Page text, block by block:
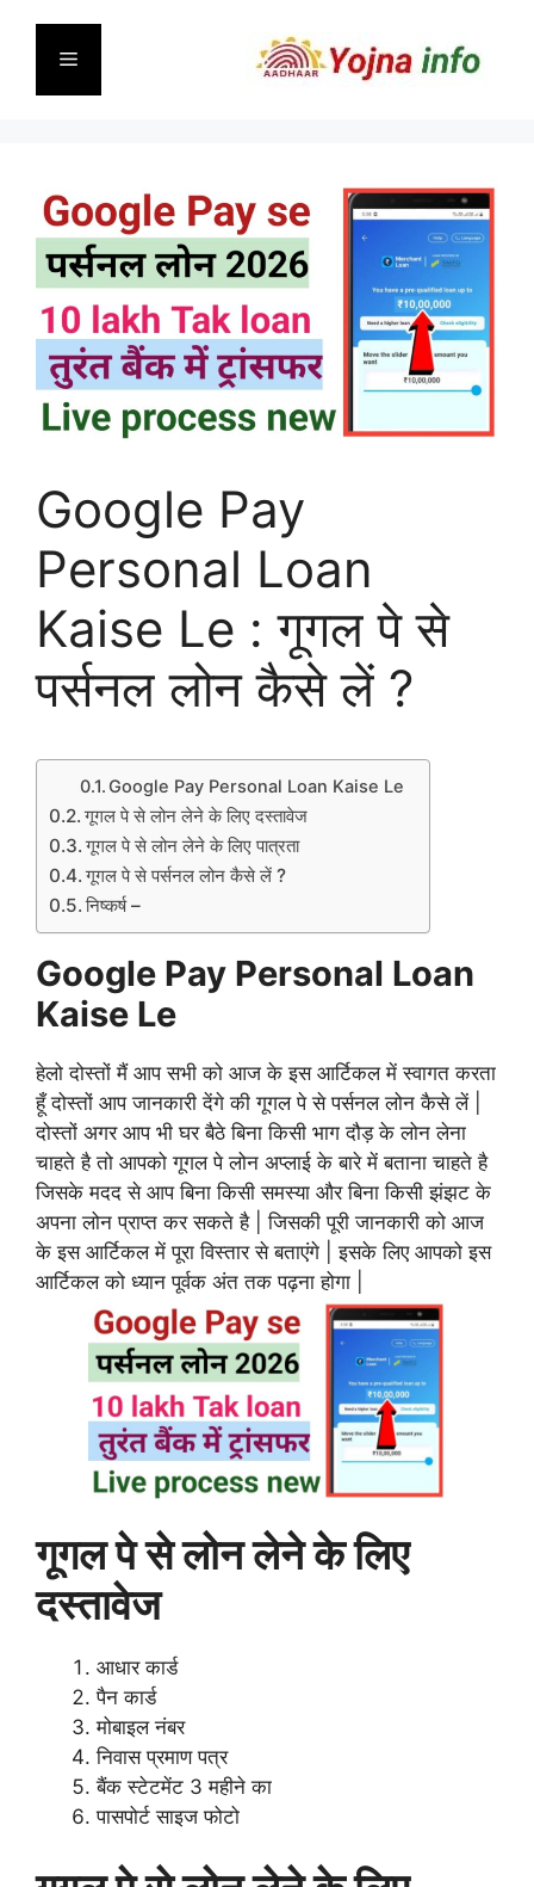
content
Menu
Google Pay
Personal Loan
Kaise Le : गूगल पे से
पर्सनल लोन कैसे लें ?
Google Pay Personal Loan Kaise Le
गूगल पे से लोन लेने के लिए दस्तावेज
गूगल पे से लोन लेने के लिए पात्रता
गूगल पे से पर्सनल लोन कैसे लें ?
निष्कर्ष –
Google Pay Personal Loan
Kaise Le
हेलो दोस्तों मैं आप सभी को आज के इस आर्टिकल में स्वागत करता
हूँ दोस्तों आप जानकारी देंगे की गूगल पे से पर्सनल लोन कैसे लें |
दोस्तों अगर आप भी घर बैठे बिना किसी भाग दौड़ के लोन लेना
चाहते है तो आपको गूगल पे लोन अप्लाई के बारे में बताना चाहते है
जिसके मदद से आप बिना किसी समस्या और बिना किसी झंझट के
अपना लोन प्राप्त कर सकते है | जिसकी पूरी जानकारी को आज
के इस आर्टिकल में पूरा विस्तार से बताएंगे | इसके लिए आपको इस
आर्टिकल को ध्यान पूर्वक अंत तक पढ़ना होगा |
गूगल पे से लोन लेने के लिए
दस्तावेज
आधार कार्ड
पैन कार्ड
मोबाइल नंबर
निवास प्रमाण पत्र
बैंक स्टेटमेंट 3 महीने का
पासपोर्ट साइज फोटो